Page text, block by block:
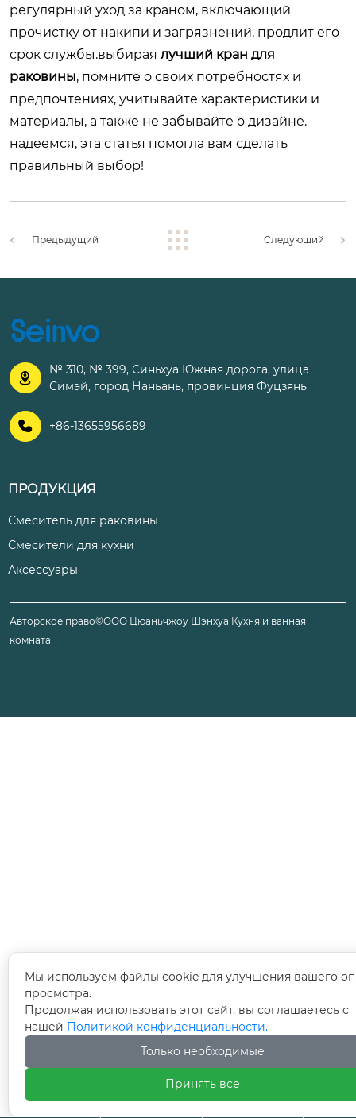
регулярный уход за краном, включающий
прочистку от накипи и загрязнений, продлит его
срок службы.выбирая лучший кран для
раковины, помните о своих потребностях и
предпочтениях, учитывайте характеристики и
материалы, а также не забывайте о дизайне.
надеемся, эта статья помогла вам сделать
правильный выбор!
Предыдущий Следующий

№ 310, № 399, Синьхуа Южная дорога, улица
Симэй, город Наньань, провинция Фуцзянь
 +86-13655956689
ПРОДУКЦИЯ
Смеситель для раковины
Смесители для кухни
Аксессуары
Авторское право©ООО Цюаньчжоу Шэнхуа Кухня и ванная
комната
Мы используем файлы cookie для улучшения вашего
просмотра.
Продолжая использовать этот сайт, вы соглашаетесь с
нашей Политикой конфиденциальности.
Только необходимые
Принять все